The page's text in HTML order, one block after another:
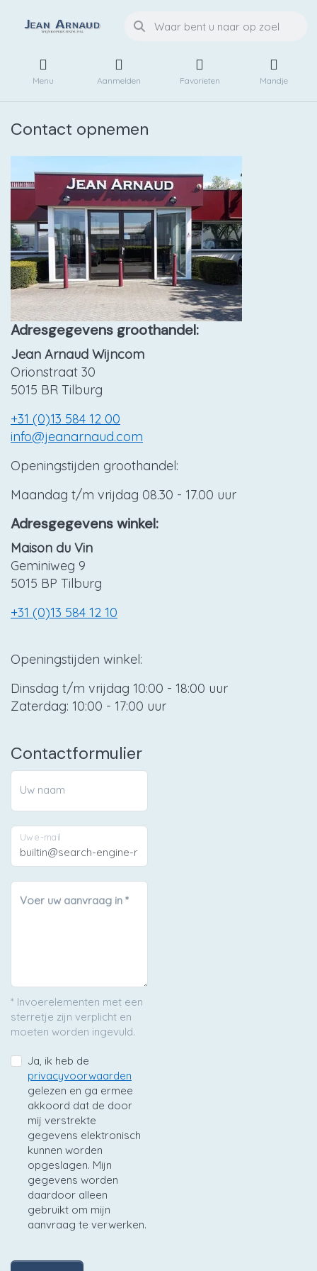
Menu Aanmelden Favorieten Mandje
Contact opnemen
Adresgegevens groothandel:
Jean Arnaud Wijncom
Orionstraat 30
5015 BR Tilburg
+31 (0)13 584 12 00
info@jeanarnaud.com
Openingstijden groothandel:
Maandag t/m vrijdag 08.30 - 17.00 uur
Adresgegevens winkel:
Maison du Vin
Geminiweg 9
5015 BP Tilburg
+31 (0)13 584 12 10
Openingstijden winkel:
Dinsdag t/m vrijdag 10:00 - 18:00 uur
Zaterdag: 10:00 - 17:00 uur
Contactformulier
Uw naam
Uw e-mail
Voer uw aanvraag in
* Invoerelementen met een
sterretje zijn verplicht en
moeten worden ingevuld.
Ja, ik heb de
privacyvoorwaarden
gelezen en ga ermee
akkoord dat de door
mij verstrekte
gegevens elektronisch
kunnen worden
opgeslagen. Mijn
gegevens worden
daardoor alleen
gebruikt om mijn
aanvraag te verwerken.